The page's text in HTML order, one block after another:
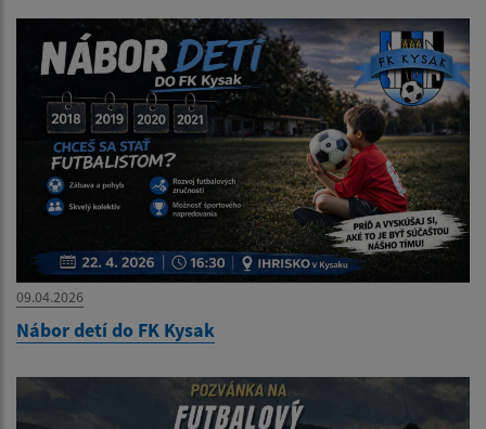
09.04.2026
Nábor detí do FK Kysak